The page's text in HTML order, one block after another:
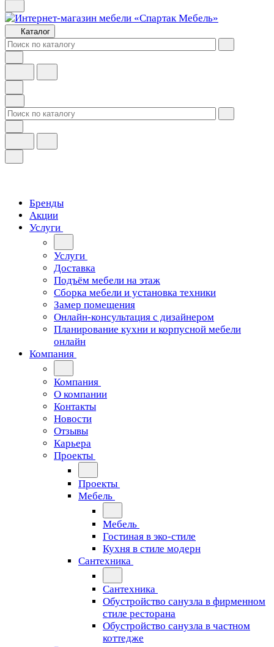
Каталог
Бренды
Акции
Услуги
Услуги
Доставка
Подъём мебели на этаж
Сборка мебели и установка техники
Замер помещения
Онлайн-консультация с дизайнером
Планирование кухни и корпусной мебели
онлайн
Компания
Компания
О компании
Контакты
Новости
Отзывы
Карьера
Проекты
Проекты
Мебель
Мебель
Гостиная в эко-стиле
Кухня в стиле модерн
Сантехника
Сантехника
Обустройство санузла в фирменном
стиле ресторана
Обустройство санузла в частном
коттедже